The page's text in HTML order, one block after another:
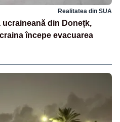
Realitatea din SUA
din Donețk,
începe evacuarea